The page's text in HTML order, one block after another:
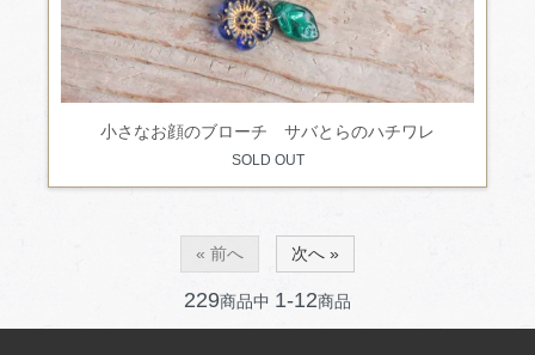
小さなお顔のブローチ サバとらのハチワレ
SOLD OUT
« 前へ 次へ »
229商品中 1-12商品